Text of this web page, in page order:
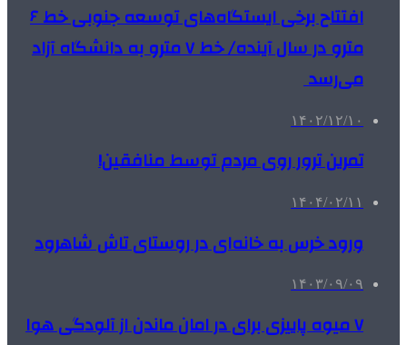
افتتاح برخی ایستگاه‌های توسعه جنوبی خط ۶
مترو در سال آینده/ خط ۷ مترو به دانشگاه آزاد
می‌رسد
۱۴۰۲/۱۲/۱۰
تمرین ترور روی مردم توسط منافقین!
۱۴۰۴/۰۲/۱۱
ورود خرس به خانه‌ای در روستای تاش شاهرود
۱۴۰۳/۰۹/۰۹
۷ میوه‌ پاییزی برای در امان ماندن از آلودگی هوا